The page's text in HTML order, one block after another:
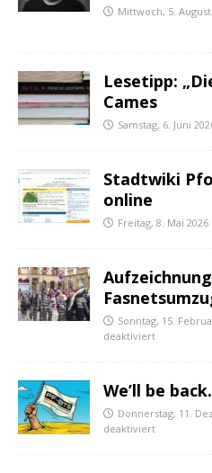
Mittwoch, 5. August
Lesetipp:
Cames
Samstag, 6. Juni
Stadtwiki
online
Freitag, 8. Mai 2026
Sonntag, 15.
deaktiviert
We’ll be back.
Donnerstag, 11.
deaktiviert